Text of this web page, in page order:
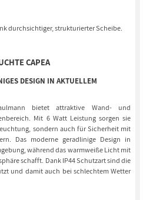
durchsichtiger, strukturierter Scheibe.
CAPEA
DESIGN IN AKTUELLEM
bietet attraktive Wand- und
Mit 6 Watt Leistung sorgen sie
sondern auch für Sicherheit mit
Das moderne geradlinige Design in
während das warmweiße Licht mit
schafft. Dank IP44 Schutzart sind die
und damit auch bei schlechtem Wetter